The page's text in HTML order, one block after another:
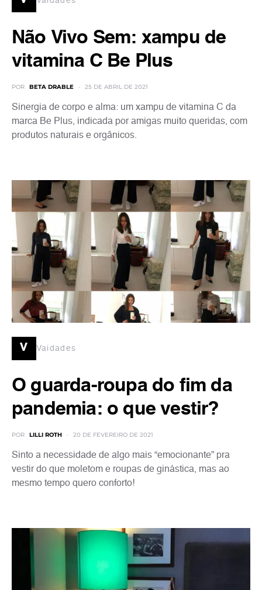
Não Vivo Sem: xampu de
vitamina C Be Plus
POR BETA DRABLE 25 DE ABRIL DE 2021
Sinergia de corpo e alma: um xampu de vitamina C da
marca Be Plus, indicada por amigas muito queridas, com
produtos naturais e orgânicos.
v Vaidades
O guarda-roupa do fim da
pandemia: o que vestir?
POR LILLI ROTH 20 DE FEVEREIRO DE 2021
Sinto a necessidade de algo mais “emocionante” pra
vestir do que moletom e roupas de ginástica, mas ao
mesmo tempo quero conforto!